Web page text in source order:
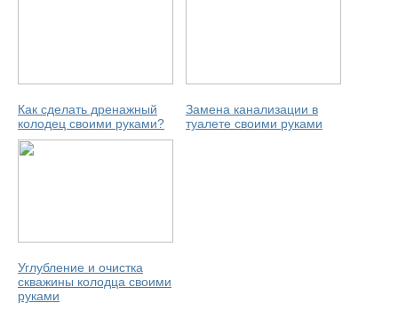
Как сделать дренажный
колодец своими руками?
Замена канализации в
туалете своими руками
Углубление и очистка
скважины колодца своими
руками